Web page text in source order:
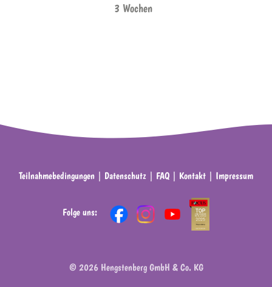
3 Wochen
Teilnahmebedingungen | Datenschutz | FAQ | Kontakt | Impressum
Folge uns:
© 2026 Hengstenberg GmbH & Co. KG